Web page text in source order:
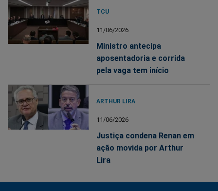
TCU
11/06/2026
Ministro antecipa
aposentadoria e corrida
pela vaga tem início
ARTHUR LIRA
11/06/2026
Justiça condena Renan em
ação movida por Arthur
Lira